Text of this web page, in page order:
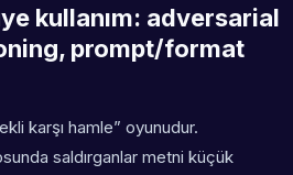
kullanım: adversarial
prompt/format
karşı hamle” oyunudur.
saldırganlar metni küçük